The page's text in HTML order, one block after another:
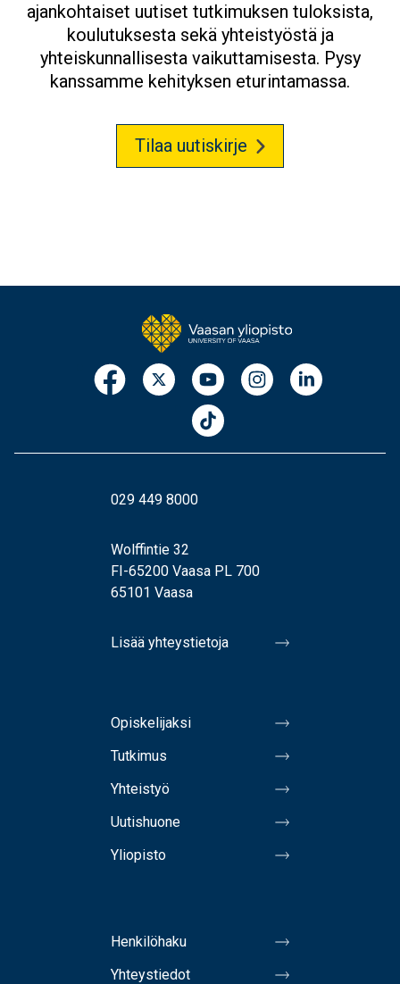
ajankohtaiset uutiset tutkimuksen tuloksista,
koulutuksesta sekä yhteistyöstä ja
yhteiskunnallisesta vaikuttamisesta. Pysy
kanssamme kehityksen eturintamassa.
Tilaa uutiskirje
029 449 8000
Wolffintie 32
FI-65200 Vaasa PL 700
65101 Vaasa
Lisää yhteystietoja
Opiskelijaksi
Tutkimus
Yhteistyö
Uutishuone
Yliopisto
Henkilöhaku
Yhteystiedot